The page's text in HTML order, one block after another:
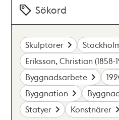
Sökord
Skulptörer
Eriksson, Christian (1858-
Byggnadsarbete
Byggnation
Statyer
Konstnärer